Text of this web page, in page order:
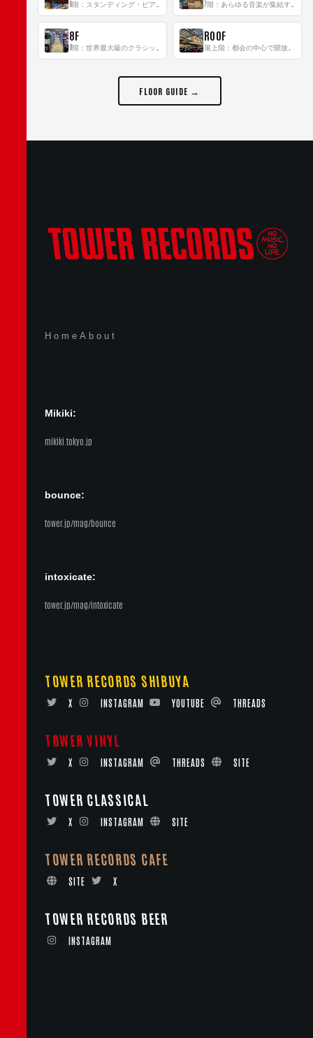
8F ROOF
FLOOR GUIDE →
Home About
Mikiki:
mikiki.tokyo.jp
bounce:
tower.jp/mag/bounce
intoxicate:
tower.jp/mag/intoxicate
TOWER RECORDS SHIBUYA
X INSTAGRAM YOUTUBE THREADS
TOWER VINYL
X INSTAGRAM THREADS SITE
TOWER CLASSICAL
X INSTAGRAM SITE
TOWER RECORDS CAFE
SITE X
TOWER RECORDS BEER
INSTAGRAM